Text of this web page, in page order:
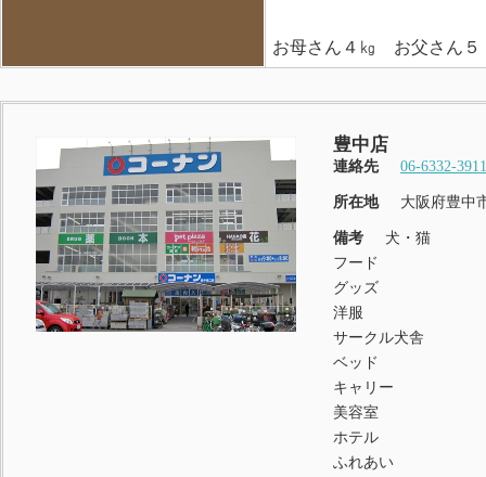
お母さん４㎏ お父さん５
豊中店
連絡先 06-6332-3911
所在地 大阪府豊中
備考
犬・猫
フード
グッズ
洋服
サークル犬舎
ベッド
キャリー
美容室
ホテル
ふれあい